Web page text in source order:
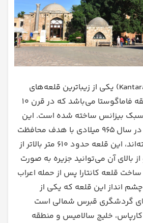
قلعه کانتارا (Kantara Castle) یکی از زیباترین قلعه‌های
قبرس شمالی در منطقه فاماگوستا می‌باشد که در قرن ۱۰
سبک بیزانس ساخته شده است. این
قلعه تاریخی را دقیقا در سال ۹۶۵ میلادی با هدف محافظت
از جزیره کارپاس ساخته‌اند، این قلعه حدود ۶۱۰ متر بالاتر از
بالای آن می‌توانید جزیره به صورت
قلعه کانتارا پس از حمله اعراب
انداز این قلعه که یکی از
گردشگری قبرس شمالی است
خلیج سالامیس و منطقه